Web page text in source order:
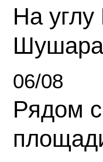
На
06/08
Рядом